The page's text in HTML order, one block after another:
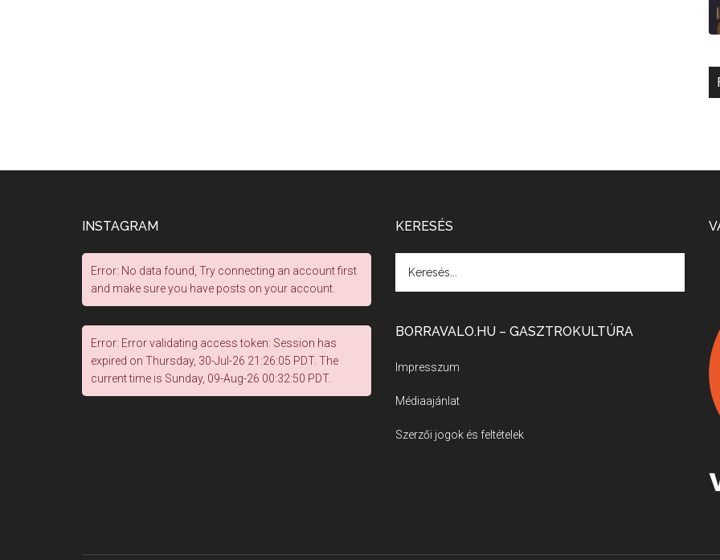
INSTAGRAM
Error: No data found, Try connecting an account first
and make sure you have posts on your account.
Error: Error validating access token: Session has
expired on Thursday, 30-Jul-26 21:26:05 PDT. The
current time is Sunday, 09-Aug-26 00:32:50 PDT.
KERESÉS
BORRAVALO.HU – GASZTROKULTÚRA
Impresszum
Médiaajánlat
Szerzői jogok és feltételek